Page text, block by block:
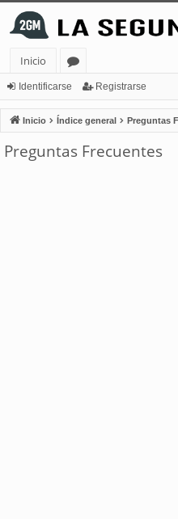
Inicio
or
os
Identificarse Registrarse
Inicio Índice general Preguntas
Preguntas Frecuentes